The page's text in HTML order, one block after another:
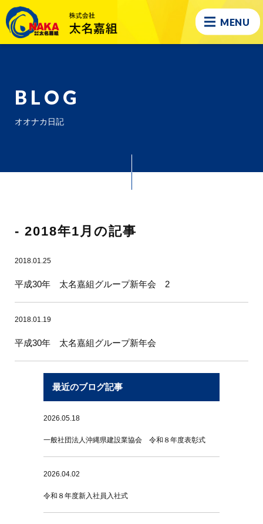
MENU
BLOG
オオナカ日記
- 2018年1月の記事
2018.01.25
平成30年 太名嘉組グループ新年会 2
2018.01.19
平成30年 太名嘉組グループ新年会
最近のブログ記事
2026.05.18
一般社団法人沖縄県建設業協会 令和８年度表彰式
2026.04.02
令和８年度新入社員入社式